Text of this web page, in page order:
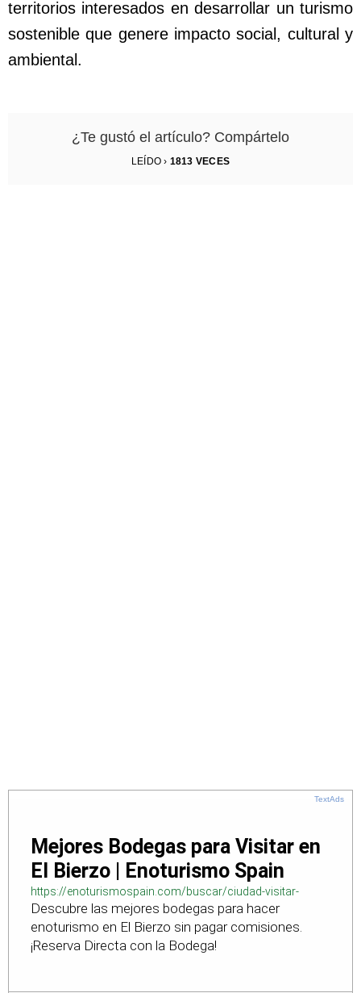
territorios interesados en desarrollar un turismo
sostenible que genere impacto social, cultural y
ambiental.
¿Te gustó el artículo? Compártelo
LEÍDO › 1813 VECES
TextAds
Mejores Bodegas para Visitar en
El Bierzo | Enoturismo Spain
https://enoturismospain.com/buscar/ciudad-visitar-
bodegas-en-leon
Descubre las mejores bodegas para hacer
enoturismo en El Bierzo sin pagar comisiones.
¡Reserva Directa con la Bodega!